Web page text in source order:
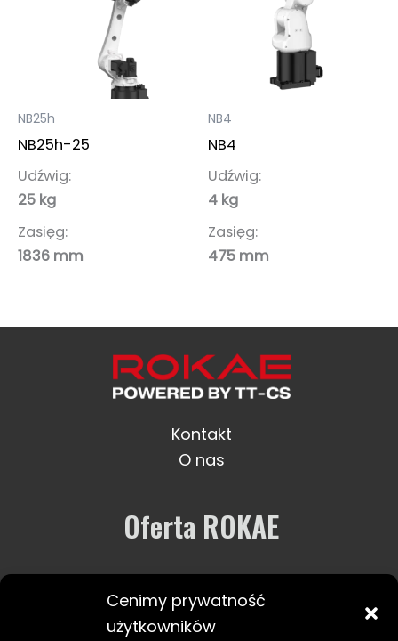
Cenimy prywatność
użytkowników
NB25h
NB25h-25
Udźwig:
25 kg
Zasięg:
1836 mm
NB4
NB4
Udźwig:
4 kg
Zasięg:
475 mm
Kontakt
O nas
Oferta ROKAE
Usługi i wsparcie
Zastosowania